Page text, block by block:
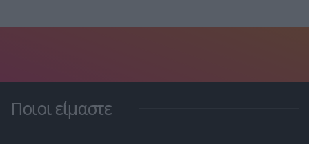
Ποιοι είμαστε